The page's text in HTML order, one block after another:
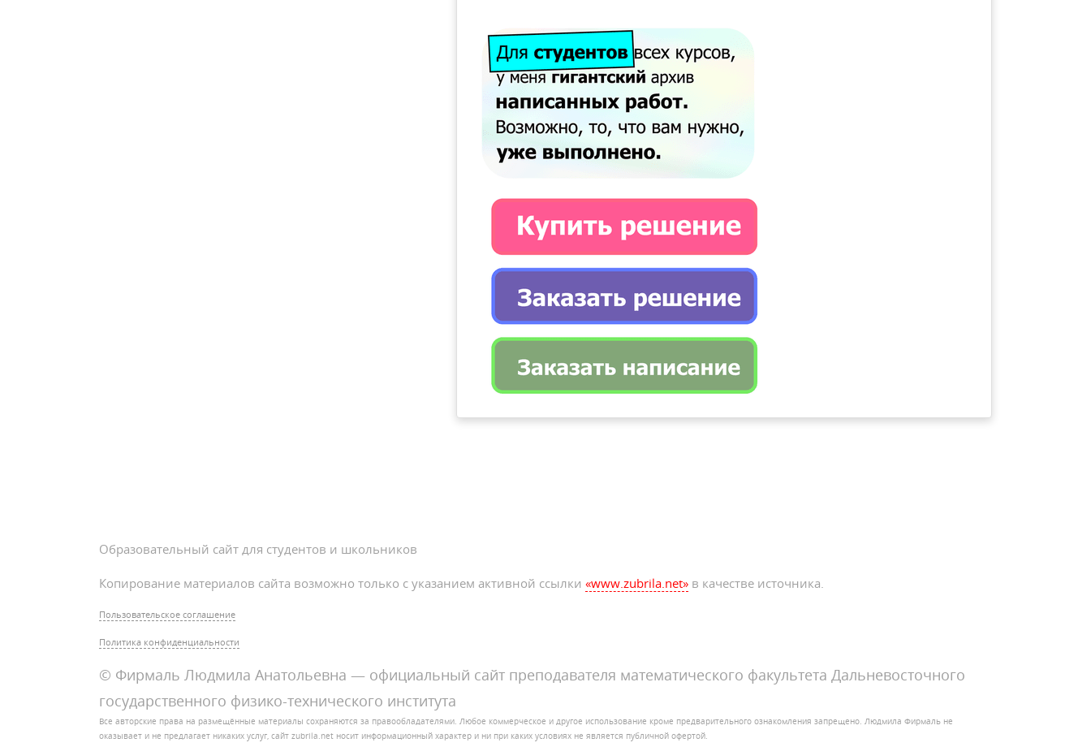
Образовательный сайт для студентов и школьников
Копирование материалов сайта возможно только с указанием активной ссылки «www.zubrila.net» в качестве источника.
Пользовательское соглашение
Политика конфиденциальности
© Фирмаль Людмила Анатольевна — официальный сайт преподавателя математического факультета Дальневосточного
государственного физико-технического института
Все авторские права на размещённые материалы сохраняются за правообладателями. Любое коммерческое и другое использование кроме предварительного ознакомления запрещено. Людмила Фирмаль не
оказывает и не предлагает никаких услуг, сайт zubrila.net носит информационный характер и ни при каких условиях не является публичной офертой.